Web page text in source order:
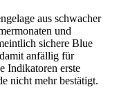
aus schwacher
und
sichere Blue
anfällig für
Indikatoren erste
nicht mehr bestätigt.